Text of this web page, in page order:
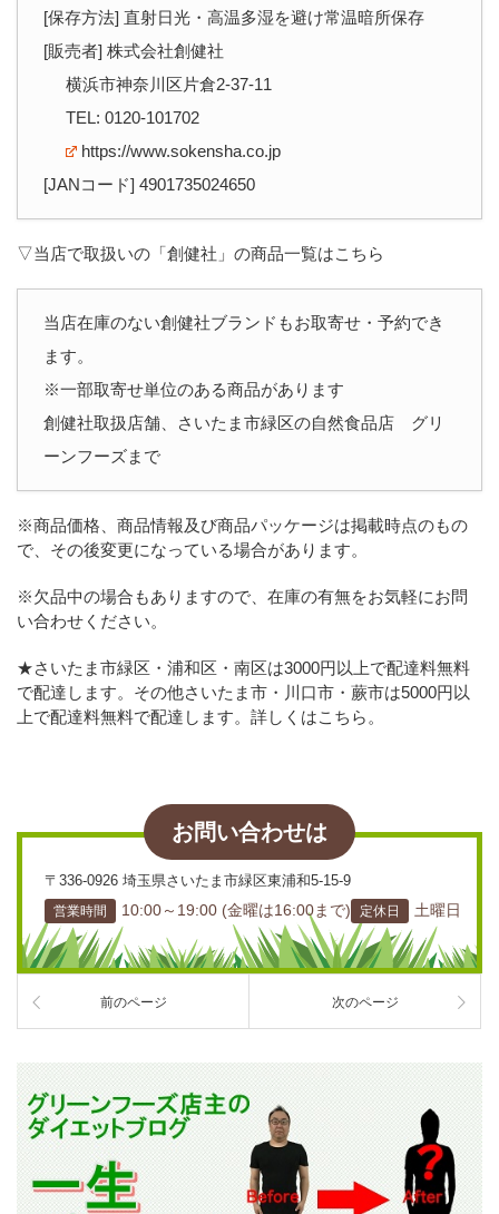
[保存方法] 直射日光・高温多湿を避け常温暗所保存
[販売者] 株式会社創健社
横浜市神奈川区片倉2-37-11
TEL: 0120-101702
https://www.sokensha.co.jp
[JANコード] 4901735024650
▽当店で取扱いの「創健社」の商品一覧はこちら
当店在庫のない創健社ブランドもお取寄せ・予約でき
ます。
※一部取寄せ単位のある商品があります
創健社取扱店舗、さいたま市緑区の自然食品店 グリ
ーンフーズまで
※商品価格、商品情報及び商品パッケージは掲載時点のもの
で、その後変更になっている場合があります。
※欠品中の場合もありますので、在庫の有無をお気軽にお問
い合わせください。
★さいたま市緑区・浦和区・南区は3000円以上で配達料無料
で配達します。その他さいたま市・川口市・蕨市は5000円以
上で配達料無料で配達します。詳しくはこちら。
お問い合わせは
〒336-0926 埼玉県さいたま市緑区東浦和5-15-9
営業時間
10:00～19:00 (金曜は16:00まで) 定休日 土曜日
前のページ 次のページ